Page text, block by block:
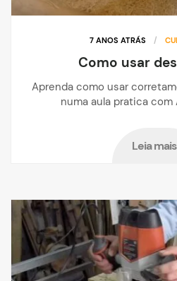
7 ANOS ATRÁS /
Como usar
Aprenda como usar
numa aula pratica com
Leia